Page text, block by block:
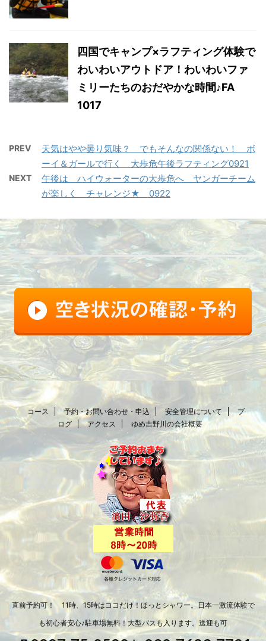
四国でキャンプ×ラフティング体験で
わいわいアウトドア！わいわいファ
ミリーたちのおだやかな時間♪FA
1017
PREV
天気はやや曇り気味？ でもそんなの関係ない！ ボ
ーイ＆ガールで行く 大歩危午後ラフティング0921
NEXT
午後は ハイウォーターの大歩危へ ヤンガーチーム
が楽しく チャレンジ★ 0922
FB
コース 予約・お問い合わせ・申込 安全管理について
ブ
ログ
アクセス ゆめ吉野川の会社概要
直前予約可！ 11時、15時はココだけ！ほっとシャワー。日本一激流体験で
も初心者安心♪駐車場無料！大型バスも入ります。送迎も可